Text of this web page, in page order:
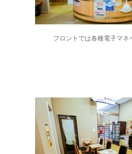
フロントでは各種電子マネ